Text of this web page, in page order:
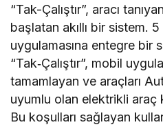
“Tak-Çalıştır”, aracı
başlatan akıllı bir sistem.
uygulamasına entegre bir
“Tak‑Çalıştır”, mobil
tamamlayan ve araçları
uyumlu olan elektrikli araç
Bu koşulları sağlayan